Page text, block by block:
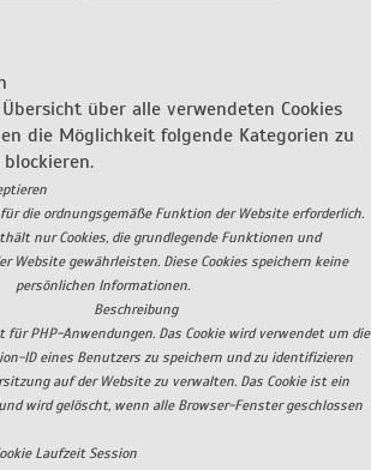
über alle verwendeten Cookies
die Möglichkeit folgende Kategorien zu
die ordnungsgemäße Funktion der Website erforderlich.
nur Cookies, die grundlegende Funktionen und
Website gewährleisten. Diese Cookies speichern keine
persönlichen Informationen.
Beschreibung
für PHP-Anwendungen. Das Cookie wird verwendet um die
ID eines Benutzers zu speichern und zu identifizieren
auf der Website zu verwalten. Das Cookie ist ein
wird gelöscht, wenn alle Browser-Fenster geschlossen
Laufzeit Session